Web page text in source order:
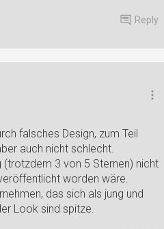
Reply
falsches Design, zum Teil
auch nicht schlecht.
(trotzdem 3 von 5 Sternen) nicht
worden wäre.
das sich als jung und
Look sind spitze.